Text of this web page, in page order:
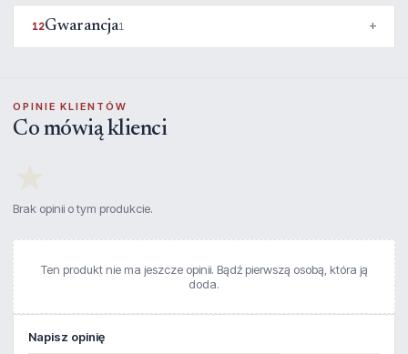
12Gwarancja1
OPINIE KLIENTÓW
Co mówią klienci
Brak opinii o tym produkcie.
Ten produkt nie ma jeszcze opinii. Bądź pierwszą osobą, która ją
doda.
Napisz opinię